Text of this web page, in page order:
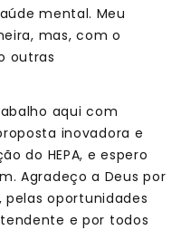
mental. Meu
mas, com o
outras
aqui com
inovadora e
do HEPA, e espero
Agradeço a Deus por
oportunidades
e por todos